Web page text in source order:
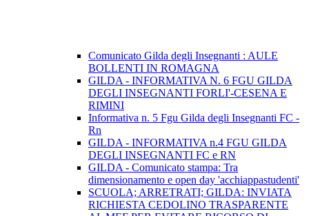
Comunicato Gilda degli Insegnanti : AULE
BOLLENTI IN ROMAGNA
GILDA - INFORMATIVA N. 6 FGU GILDA
DEGLI INSEGNANTI FORLI'-CESENA E
RIMINI
Informativa n. 5 Fgu Gilda degli Insegnanti FC -
Rn
GILDA - INFORMATIVA n.4 FGU GILDA
DEGLI INSEGNANTI FC e RN
GILDA - Comunicato stampa: Tra
dimensionamento e open day 'acchiappastudenti'
SCUOLA; ARRETRATI; GILDA: INVIATA
RICHIESTA CEDOLINO TRASPARENTE